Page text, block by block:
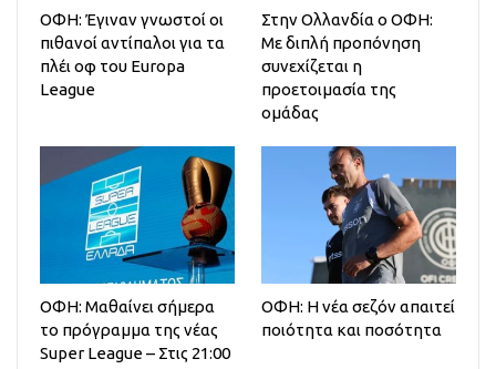
ΟΦΗ: Έγιναν γνωστοί οι
πιθανοί αντίπαλοι για τα
πλέι οφ του Europa
League
Στην Ολλανδία ο ΟΦΗ:
Mε διπλή προπόνηση
συνεχίζεται η
προετοιμασία της
ομάδας
ΟΦΗ: Μαθαίνει σήμερα
το πρόγραμμα της νέας
Super League – Στις 21:00
ΟΦΗ: Η νέα σεζόν απαιτεί
ποιότητα και ποσότητα